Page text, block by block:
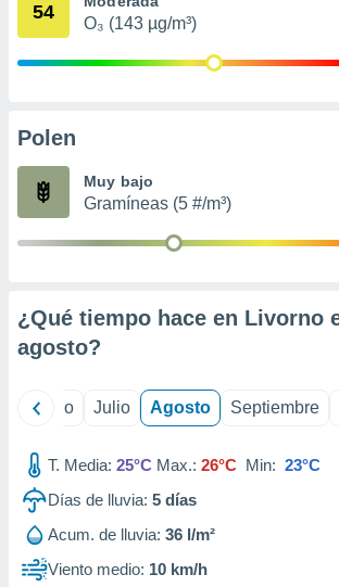
publicidad
de
1199
54
O₃ (143 µg/m³)
Polen
Muy bajo
Gramíneas (5 #/m³)
¿Qué tiempo hace en Livorno
agosto?
Junio Julio Agosto Septiembre
T. Media: 25°C Max.: 26°C Min: 23°C
Días de lluvia: 5 días
Acum. de lluvia: 36 l/m²
Viento medio: 10 km/h